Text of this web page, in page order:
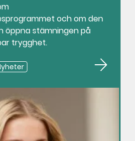
och om den
öppna stämningen på
trygghet.